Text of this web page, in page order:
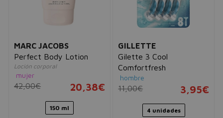
MARC JACOBS
Perfect Body Lotion
Loción corporal
mujer
42,00€ 20,38€
150 ml
GILLETTE
Gilette 3 Cool
Comfortfresh
hombre
11,00€ 3,95€
4 unidades